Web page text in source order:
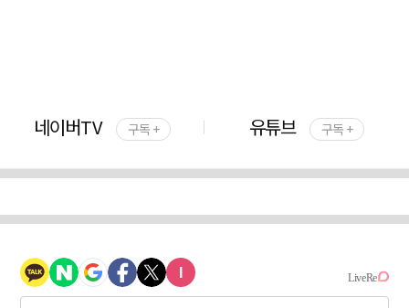
네이버TV 구독 + 유튜브 구독 +